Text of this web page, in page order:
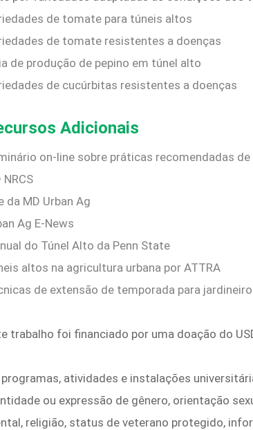
de tomate para túneis altos
de tomate resistentes a doenças
de produção de pepino em túnel alto
de cucúrbitas resistentes a doenças
Adicionais
on-line sobre práticas recomendadas
NRCS
da MD Urban Ag
Ag E-News
do Túnel Alto da Penn State
altos na agricultura urbana por ATTRA
de extensão de temporada para
trabalho foi financiado por uma doação do
programas, atividades e instalações
ou expressão de gênero, orientação
religião, status de veterano protegido,